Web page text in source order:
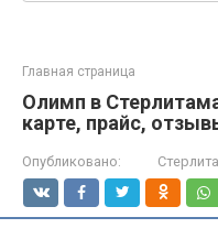
Главная страница
Олимп в
карте, прайс,
Опубликовано: